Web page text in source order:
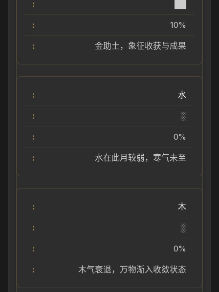
10%
金助土，象征收获与成果
水
░
0%
水在此月较弱，寒气未至
木
░
0%
木气衰退，万物渐入收敛状态